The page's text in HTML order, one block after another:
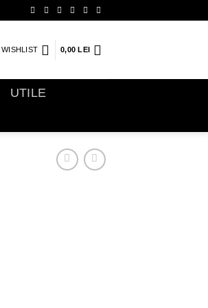
WISHLIST 0,00LEI
UTILE